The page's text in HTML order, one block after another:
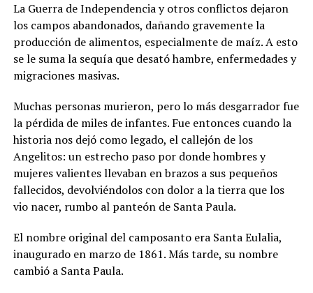
La Guerra de Independencia y otros conflictos dejaron
los campos abandonados, dañando gravemente la
producción de alimentos, especialmente de maíz. A esto
se le suma la sequía que desató hambre, enfermedades y
migraciones masivas.
Muchas personas murieron, pero lo más desgarrador fue
la pérdida de miles de infantes. Fue entonces cuando la
historia nos dejó como legado, el callejón de los
Angelitos: un estrecho paso por donde hombres y
mujeres valientes llevaban en brazos a sus pequeños
fallecidos, devolviéndolos con dolor a la tierra que los
vio nacer, rumbo al panteón de Santa Paula.
El nombre original del camposanto era Santa Eulalia,
inaugurado en marzo de 1861. Más tarde, su nombre
cambió a Santa Paula.